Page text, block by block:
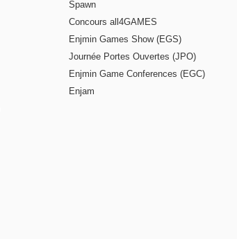
Spawn
Concours all4GAMES
Enjmin Games Show (EGS)
Journée Portes Ouvertes (JPO)
Enjmin Game Conferences (EGC)
Enjam